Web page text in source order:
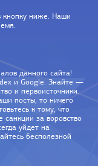
кнопку ниже. Наши
данного сайта!
и Google. Знайте —
и первоисточники.
посты, то ничего
к тому, что
за воровство
уйдет на
бесполезной